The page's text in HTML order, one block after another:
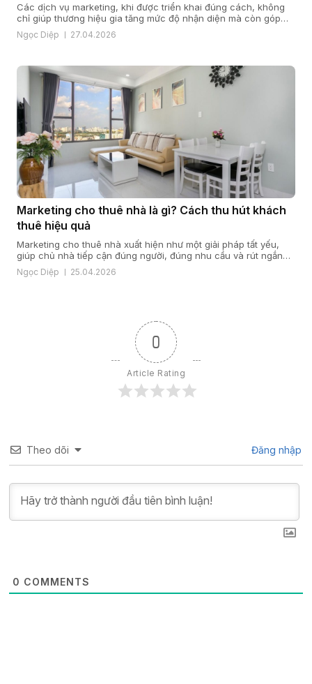
Các dịch vụ marketing, khi được triển khai đúng cách, không
chỉ giúp thương hiệu gia tăng mức độ nhận diện mà còn góp
phần xây dựng niềm tin, tạo dòng khách hàng ổn định và hỗ trợ
mục tiêu doanh thu một cách bền vững. Từ góc nhìn của
Ngọc Diệp 27.04.2026
Marketing cho thuê nhà là gì? Cách thu hút khách
thuê hiệu quả
Marketing cho thuê nhà xuất hiện như một giải pháp tất yếu,
giúp chủ nhà tiếp cận đúng người, đúng nhu cầu và rút ngắn
thời gian trống phòng. Dưới góc nhìn của VGMO, marketing cho
thuê nhà không đơn thuần là quảng bá phòng trống, mà là quá
Ngọc Diệp 25.04.2026
0
Article Rating
Theo dõi Đăng nhập
0 COMMENTS